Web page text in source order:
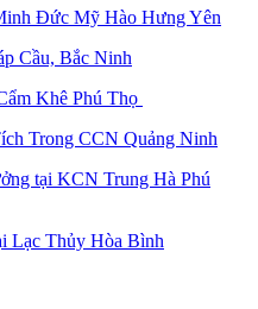
Đức Mỹ Hào Hưng Yên
Cầu, Bắc Ninh
Khê Phú Thọ
Trong CCN Quảng Ninh
tại KCN Trung Hà Phú
Lạc Thủy Hòa Bình